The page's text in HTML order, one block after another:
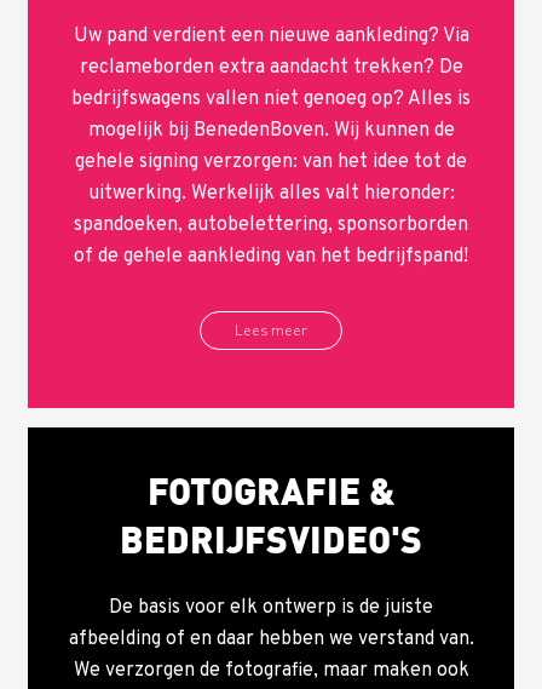
Uw pand verdient een nieuwe aankleding? Via
reclameborden extra aandacht trekken? De
bedrijfswagens vallen niet genoeg op? Alles is
mogelijk bij BenedenBoven. Wij kunnen de
gehele signing verzorgen: van het idee tot de
uitwerking. Werkelijk alles valt hieronder:
spandoeken, autobelettering, sponsorborden
of de gehele aankleding van het bedrijfspand!
Lees meer
FOTOGRAFIE &
BEDRIJFSVIDEO'S
De basis voor elk ontwerp is de juiste
afbeelding of en daar hebben we verstand van.
We verzorgen de fotografie, maar maken ook